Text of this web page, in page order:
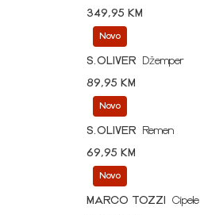
349,95 KM
Novo
S.OLIVER
Džemper
89,95 KM
Novo
S.OLIVER
Remen
69,95 KM
Novo
MARCO TOZZI
Cipele